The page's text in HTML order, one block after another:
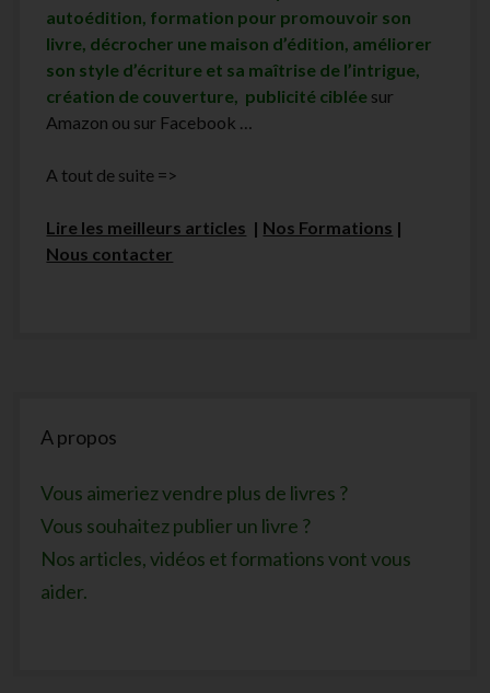
autoédition, formation pour promouvoir son
livre, décrocher une maison d’édition, améliorer
son style d’écriture et sa maîtrise de l’intrigue,
création de couverture, publicité ciblée sur
Amazon ou sur Facebook …
A tout de suite =>
Lire les meilleurs articles | Nos Formations |
Nous contacter
A propos
Vous aimeriez vendre plus de livres ?
Vous souhaitez publier un livre ?
Nos articles, vidéos et formations vont vous
aider.